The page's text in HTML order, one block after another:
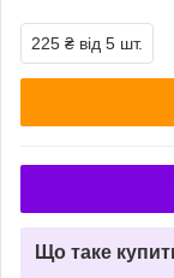
225 ₴ від 5 шт.
Що таке